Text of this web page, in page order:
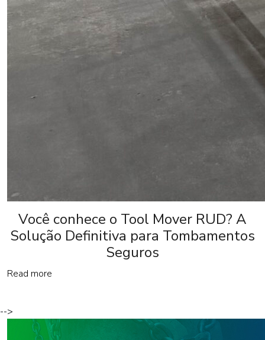
Você conhece o Tool Mover RUD? A
Solução Definitiva para Tombamentos
Seguros
Read more
-->